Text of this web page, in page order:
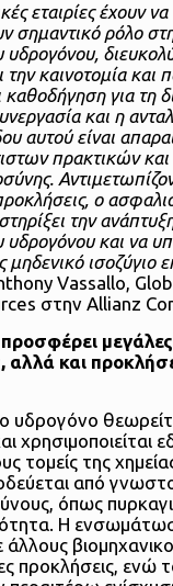
εταιρίες έχουν να
σημαντικό ρόλο
υδρογόνου,
την καινοτομία και
για τη
και η
αυτού είναι
πρακτικών
ο
την
υδρογόνου και να
μηδενικό ισοζύγιο
Vassallo,
στην Allianz
μεγάλες
αλλά και
υδρογόνο
χρησιμοποιείται
τομείς της
από
όπως
Η
προκλήσεις, ενώ